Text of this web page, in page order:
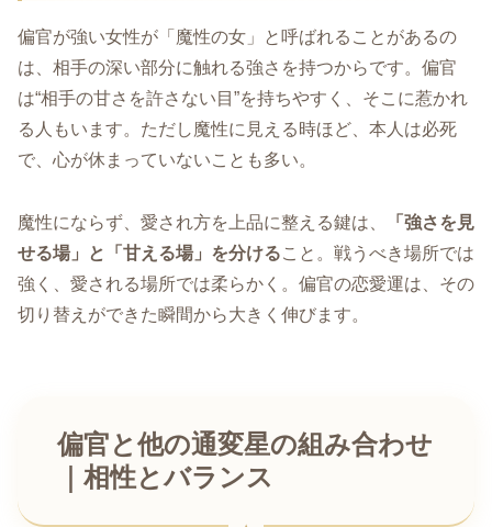
偏官が強い女性が「魔性の女」と呼ばれることがあるの
は、相手の深い部分に触れる強さを持つからです。偏官
は“相手の甘さを許さない目”を持ちやすく、そこに惹かれ
る人もいます。ただし魔性に見える時ほど、本人は必死
で、心が休まっていないことも多い。
魔性にならず、愛され方を上品に整える鍵は、
「強さを見
せる場」と「甘える場」を分けること。戦うべき場所では
強く、愛される場所では柔らかく。偏官の恋愛運は、その
切り替えができた瞬間から大きく伸びます。
偏官と他の通変星の組み合わせ
｜相性とバランス